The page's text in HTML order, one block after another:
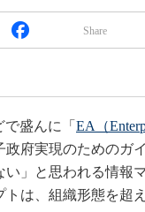
Share
盛んに「 EA（
政府実現のためのガ
」と思われる情報
は、組織形態を超